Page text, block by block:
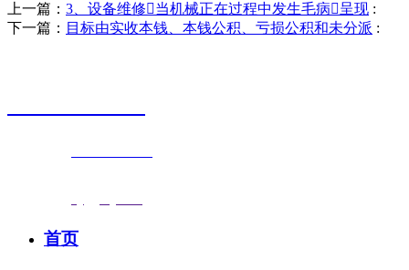
上一篇： 3、设备维修当机械正在过程中发生毛病呈现 :
下一篇： 目标由实收本钱、本钱公积、亏损公积和未分派 :
首页